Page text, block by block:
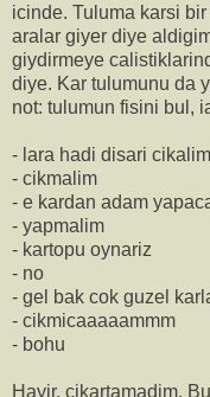
icinde. Tuluma karsi
aralar giyer diye
giydirmeye
diye. Kar tulumunu da
not: tulumun fisini bul,
- lara hadi disari cikalim
- cikmalim
- e kardan adam
- yapmalim
- kartopu oynariz
- no
- gel bak cok guzel
- cikmicaaaaammm
- bohu
Hayir, cikartamadim.